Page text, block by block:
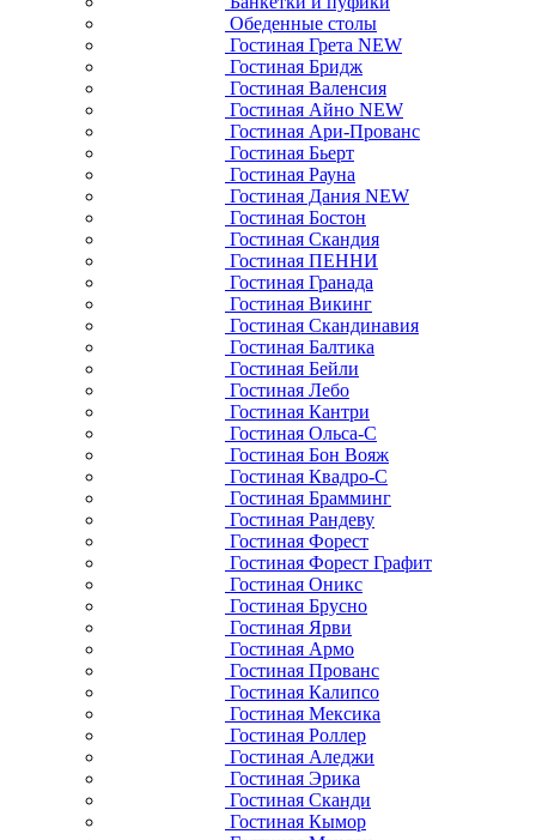
Обеденные столы
Гостиная Грета NEW
Гостиная Бридж
Гостиная Валенсия
Гостиная Айно NEW
Гостиная Ари-Прованс
Гостиная Бьерт
Гостиная Рауна
Гостиная Дания NEW
Гостиная Бостон
Гостиная Скандия
Гостиная ПЕННИ
Гостиная Гранада
Гостиная Викинг
Гостиная Скандинавия
Гостиная Балтика
Гостиная Бейли
Гостиная Лебо
Гостиная Кантри
Гостиная Ольса-С
Гостиная Бон Вояж
Гостиная Квадро-С
Гостиная Брамминг
Гостиная Рандеву
Гостиная Форест
Гостиная Форест Графит
Гостиная Оникс
Гостиная Брусно
Гостиная Ярви
Гостиная Армо
Гостиная Прованс
Гостиная Калипсо
Гостиная Мексика
Гостиная Роллер
Гостиная Аледжи
Гостиная Эрика
Гостиная Сканди
Гостиная Кымор